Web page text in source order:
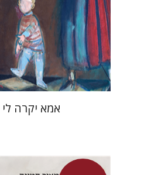
מחיר השקה
$53
$37
אמא יקרה לי